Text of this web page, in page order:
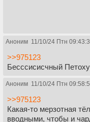
Аноним 11/10/24 Птн
>>975123
Бесссисисчный
Аноним 11/10/24 Птн
>>975123
Какая-то мерзотная
вводными, чтобы и